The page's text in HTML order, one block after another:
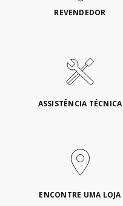
REVENDEDOR
ASSISTÊNCIA TÉCNICA
ENCONTRE UMA LOJA